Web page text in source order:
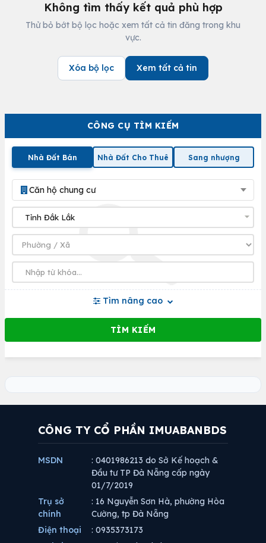
CÔNG CỤ TÌM KIẾM
Nhà Đất Bán Nhà Đất Cho Thuê Sang nhượng
Căn hộ chung cư
Tìm nâng cao
Không tìm thấy kết quả phù hợp
Thử bỏ bớt bộ lọc hoặc xem tất cả tin đăng trong khu
vực.
Xóa bộ lọc Xem tất cả tin
CÔNG TY CỔ PHẦN IMUABANBDS
MSDN
: 0401986213 do Sở Kế hoạch &
Đầu tư TP Đà Nẵng cấp ngày
01/7/2019
Trụ sở
chính
: 16 Nguyễn Sơn Hà, phường Hòa
Cường, tp Đà Nẵng
Điện thoại
: 0935373173